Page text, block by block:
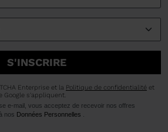
S'INSCRIRE
Enterprise et la Politique de confidentialité et
Google s'appliquent.
e-mail, vous acceptez de recevoir nos offres
nos Données Personnelles .